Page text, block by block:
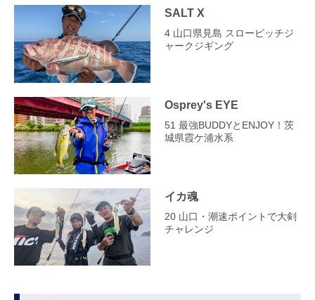
SALT X
4 山口県見島 スローピッチジ
ャークジギング
Osprey's EYE
51 最強BUDDYとENJOY！茨
城県霞ケ浦水系
イカ魂
20 山口・潮速ポイントで大剣
チャレンジ